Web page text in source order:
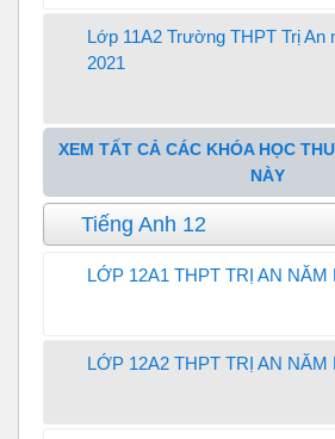
Lớp 11A2 Trường THPT Trị An
2021
XEM TẤT CẢ CÁC KHÓA HỌC
NÀY
Tiếng Anh 12
LỚP 12A1 THPT TRỊ AN NĂM
LỚP 12A2 THPT TRỊ AN NĂM